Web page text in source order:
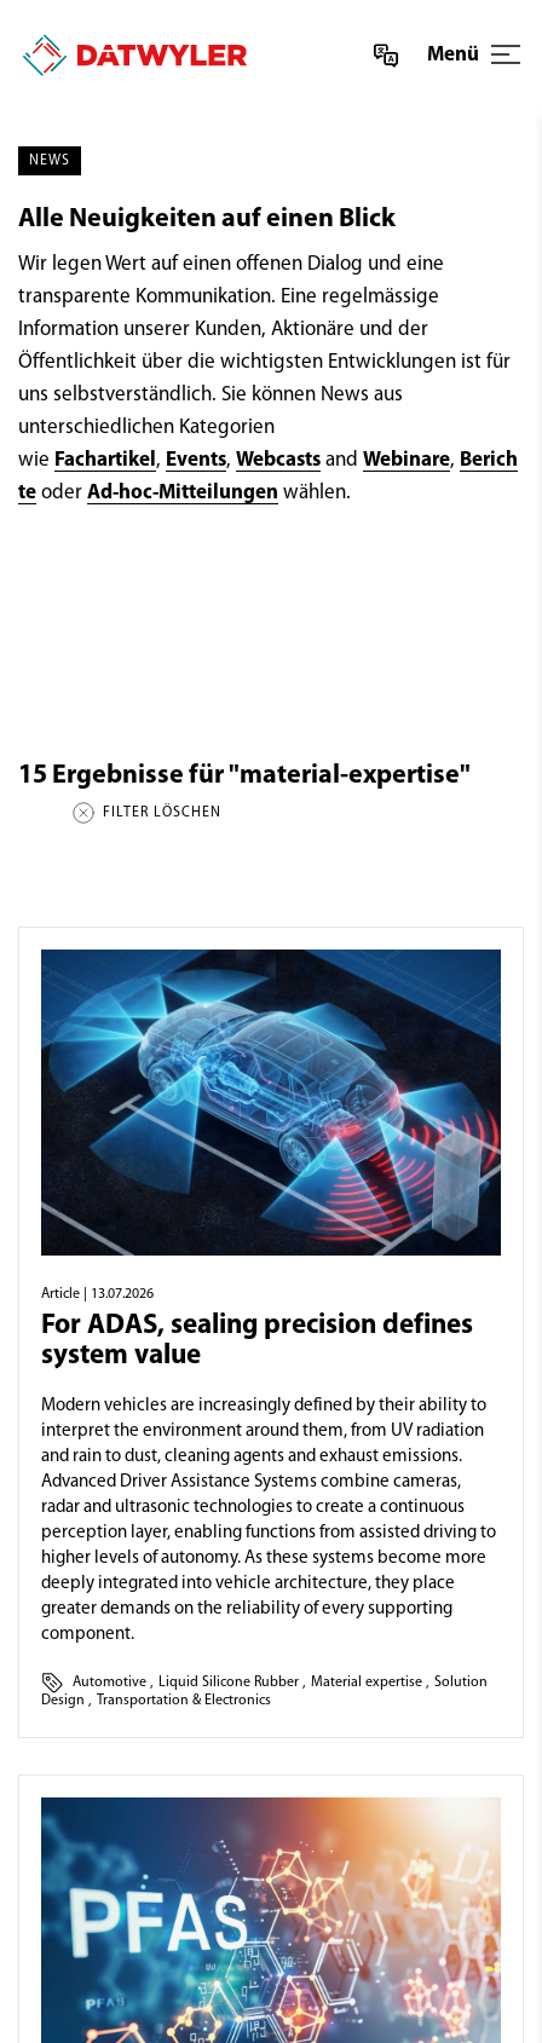
Menü
NEWS
Alle Neuigkeiten auf einen Blick
Wir legen Wert auf einen offenen Dialog und eine
transparente Kommunikation. Eine regelmässige
Information unserer Kunden, Aktionäre und der
Öffentlichkeit über die wichtigsten Entwicklungen ist für
uns selbstverständlich. Sie können News aus
unterschiedlichen Kategorien
wie Fachartikel , Events, Webcasts and Webinare, Berich
te oder Ad-hoc-Mitteilungen wählen.
15 Ergebnisse für"material-expertise"
FILTER LÖSCHEN
Article | 13.07.2026
For ADAS, sealing precision defines
system value
Modern vehicles are increasingly defined by their ability to
interpret the environment around them, from UV radiation
and rain to dust, cleaning agents and exhaust emissions.
Advanced Driver Assistance Systems combine cameras,
radar and ultrasonic technologies to create a continuous
perception layer, enabling functions from assisted driving to
higher levels of autonomy. As these systems become more
deeply integrated into vehicle architecture, they place
greater demands on the reliability of every supporting
component.
Automotive , Liquid Silicone Rubber , Material expertise , Solution
Design , Transportation & Electronics